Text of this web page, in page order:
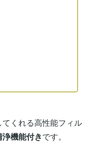
くれる高性能フィル
浄機能付きです。